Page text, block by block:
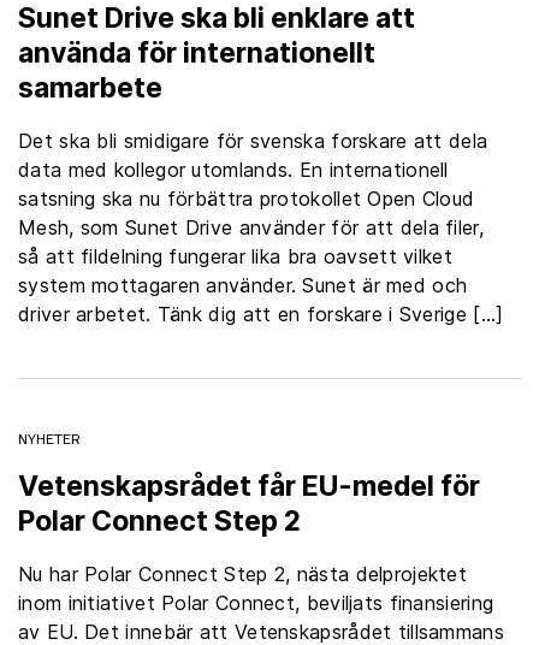
Sunet Drive ska bli enklare att
använda för internationellt
samarbete
Det ska bli smidigare för svenska forskare att dela
data med kollegor utomlands. En internationell
satsning ska nu förbättra protokollet Open Cloud
Mesh, som Sunet Drive använder för att dela filer,
så att fildelning fungerar lika bra oavsett vilket
system mottagaren använder. Sunet är med och
driver arbetet. Tänk dig att en forskare i Sverige […]
NYHETER
Vetenskapsrådet får EU-medel för
Polar Connect Step 2
Nu har Polar Connect Step 2, nästa delprojektet
inom initiativet Polar Connect, beviljats finansiering
av EU. Det innebär att Vetenskapsrådet tillsammans